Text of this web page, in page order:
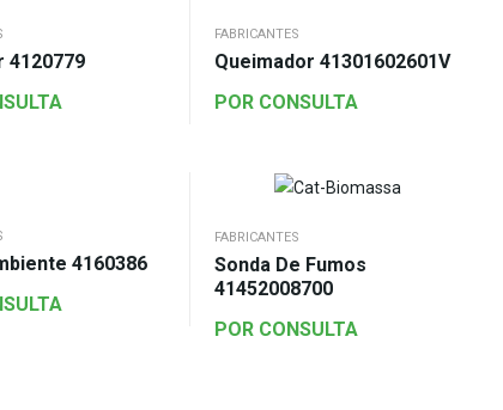
4120779
FABRICANTES
Queimador 41301602601V
POR CONSULTA
4160386
FABRICANTES
Sonda De Fumos
41452008700
POR CONSULTA